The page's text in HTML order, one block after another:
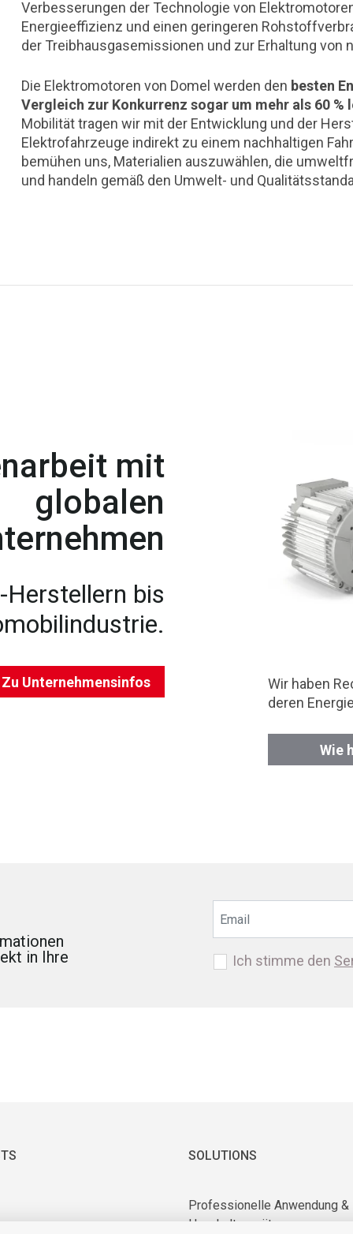
Verbesserungen der Technologie von
Energieeffizienz und einen geringeren
der Treibhausgasemissionen und zur Erhaltung von
Die Elektromotoren von Domel werden den besten
Vergleich zur Konkurrenz sogar um mehr als 60 %
Mobilität tragen wir mit der Entwicklung und der
Elektrofahrzeuge indirekt zu einem nachhaltigen
bemühen uns, Materialien auszuwählen, die
und handeln gemäß den Umwelt- und
mit
globalen
bis
Zu Unternehmensinfos
Wir haben
deren
Wie
in Ihre
Ich stimme den
SOLUTIONS
Professionelle Anwendung &
Haushaltsgeräte